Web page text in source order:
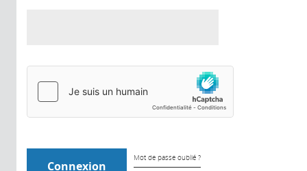
Mot de passe oublié ?